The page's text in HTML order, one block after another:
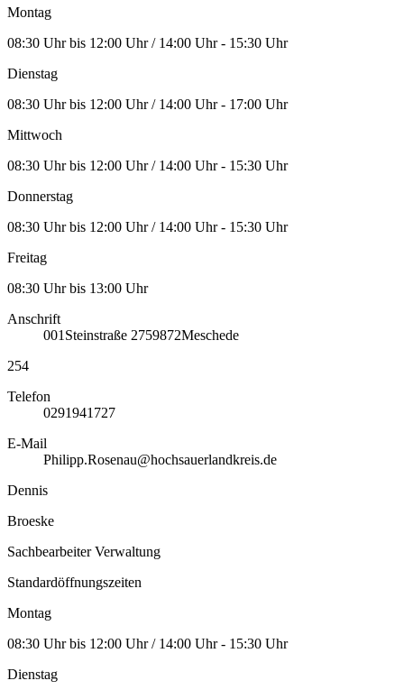
Montag
08:30 Uhr bis 12:00 Uhr / 14:00 Uhr - 15:30 Uhr
Dienstag
08:30 Uhr bis 12:00 Uhr / 14:00 Uhr - 17:00 Uhr
Mittwoch
08:30 Uhr bis 12:00 Uhr / 14:00 Uhr - 15:30 Uhr
Donnerstag
08:30 Uhr bis 12:00 Uhr / 14:00 Uhr - 15:30 Uhr
Freitag
08:30 Uhr bis 13:00 Uhr
Anschrift
001 Steinstraße 2759872Meschede
254
Telefon
0291941727
E-Mail
Philipp.Rosenau@hochsauerlandkreis.de
Dennis
Broeske
Sachbearbeiter Verwaltung
Standardöffnungszeiten
Montag
08:30 Uhr bis 12:00 Uhr / 14:00 Uhr - 15:30 Uhr
Dienstag